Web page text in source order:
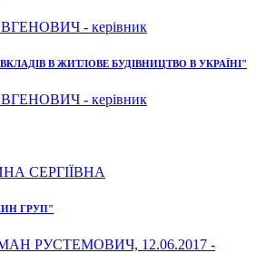
- керівник
В ЖИТЛОВЕ БУДІВНИЦТВО В УКРАЇНІ"
- керівник
СЕРГІЇВНА
ГРУП"
РУСТЕМОВИЧ, 12.06.2017 -